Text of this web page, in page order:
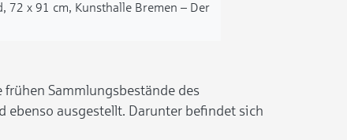
72 x 91 cm, Kunsthalle Bremen – Der
frühen Sammlungsbestände des
ebenso ausgestellt. Darunter befindet sich